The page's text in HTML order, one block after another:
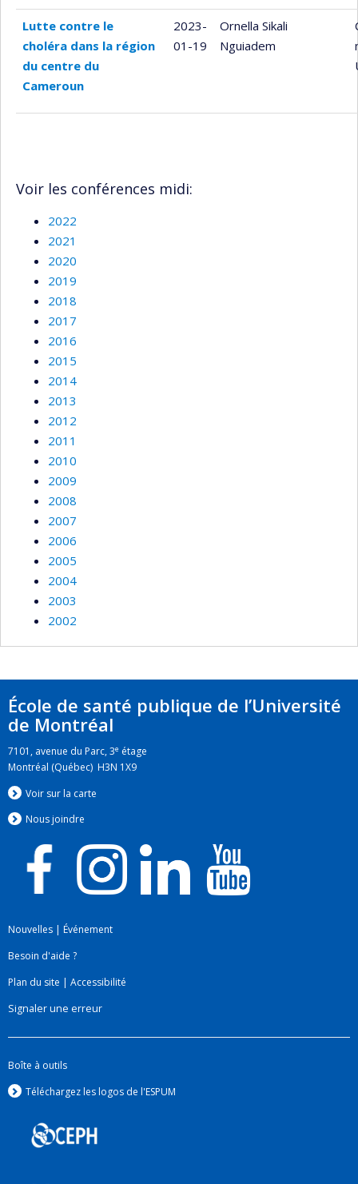
Lutte contre le
choléra dans la région
du centre du
Cameroun
2023-
01-19
Ornella Sikali
Nguiadem
Voir les conférences midi:
2022
2021
2020
2019
2018
2017
2016
2015
2014
2013
2012
2011
2010
2009
2008
2007
2006
2005
2004
2003
2002
École de santé publique de l’Université
de Montréal
7101, avenue du Parc, 3e étage
Montréal (Québec) H3N 1X9
Voir sur la carte
Nous joindre
Nouvelles | Événement
Besoin d'aide ?
Plan du site | Accessibilité
Signaler une erreur
Boîte à outils
Téléchargez les logos de l'ESPUM